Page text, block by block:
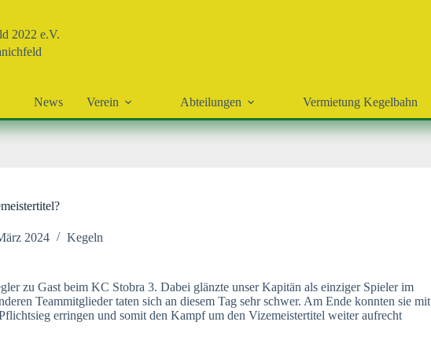
2022 e.V.
News Verein Abteilungen Vermietung Kegelbahn
2024 Kegeln
zu Gast beim KC Stobra 3. Dabei glänzte unser Kapitän als einziger Spieler im
Teammitglieder taten sich an diesem Tag sehr schwer. Am Ende konnten sie mit
erringen und somit den Kampf um den Vizemeistertitel weiter aufrecht